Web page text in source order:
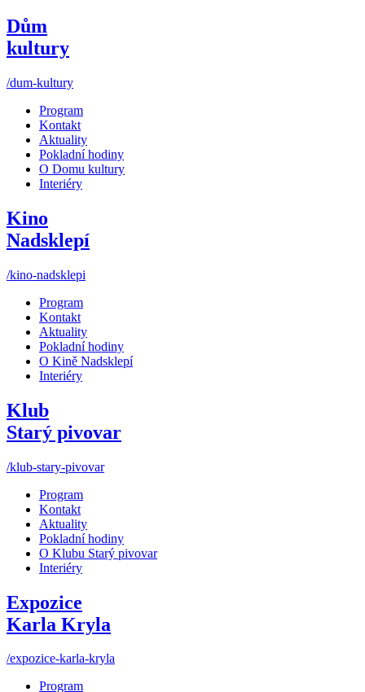
Dům
kultury
/dum-kultury
Program
Kontakt
Aktuality
Pokladní hodiny
O Domu kultury
Interiéry
Kino
Nadsklepí
/kino-nadsklepi
Program
Kontakt
Aktuality
Pokladní hodiny
O Kině Nadsklepí
Interiéry
Klub
Starý pivovar
/klub-stary-pivovar
Program
Kontakt
Aktuality
Pokladní hodiny
O Klubu Starý pivovar
Interiéry
Expozice
Karla Kryla
/expozice-karla-kryla
Program